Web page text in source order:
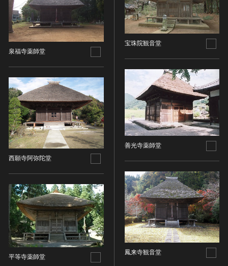
国指定文化財等データベース
泉福寺薬師堂
西願寺阿弥陀堂
平等寺薬師堂
宝珠院観音堂
善光寺薬師堂
鳳来寺観音堂
古墳 [日本]
飛鳥 [日本]
奈良 [日本]
平安 [日本]
南北朝 [日本]
室町 [日本]
安土・桃山 [日本]
江戸 [日本]
明治 [日本]
大正 [日本]
昭和以降 [日本]
昭和 [日本]
平成 [日本]
令和 [日本]
旧石器 [朝鮮半島]
新石器 [朝鮮半島]
青銅器 [朝鮮半島]
鉄器 [朝鮮半島]
建造物
宗教建築
城郭建築
住居建築
近代その他
絵画
日本画
油彩画
水彩
素描
東洋画(日本画を除く)
その他
版画
木版画
銅版画
リトグラフ（石版画）
シルクスクリーン
その他
所在地（都道府県）
所在地（都道府県）を選択
所在地（市区町村）
所在地（市区町村）を選択
所蔵館
指定区分
指定区分を選択
重要文化財
登録有形文化財
重要無形文化財
登録無形文化財
記録作成等の措置を講ずべき無形文化財
重要有形民俗文化財
メディア（動画等）
メディア（動画等）を選択
動画
高画質画像
画像ライセンス
画像ライセンスを選択
CC0